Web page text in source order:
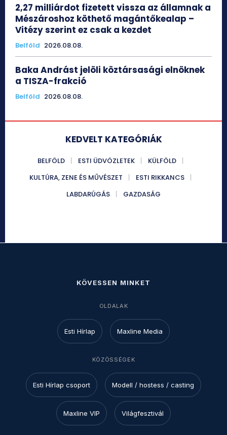
2,27 milliárdot fizetett vissza az államnak a
Mészároshoz köthető magántőkealap –
Vitézy szerint ez csak a kezdet
Belföld 2026.08.08.
Baka Andrást jelöli köztársasági elnöknek
a TISZA-frakció
Belföld 2026.08.08.
KEDVELT KATEGÓRIÁK
BELFÖLD ESTI ÜDVÖZLETEK
KÜLFÖLD
KULTÚRA, ZENE ÉS MŰVÉSZET
ESTI RIKKANCS
LABDARÚGÁS
GAZDASÁG
KÖVESSEN MINKET
OLDALAK
Esti Hírlap Maxline Media
KÖZÖSSÉGEK
Esti Hírlap csoport Modell / hostess / casting
Maxline VIP Világfesztivál